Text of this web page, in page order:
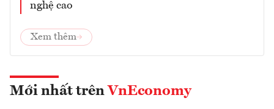
nghệ cao
Xem thêm
Mới nhất trên VnEconomy